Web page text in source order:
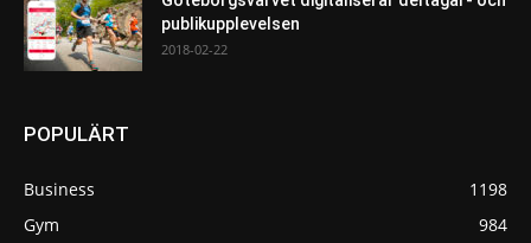
publikupplevelsen
2018-02-22
POPULÄRT
Business
1198
Gym
984